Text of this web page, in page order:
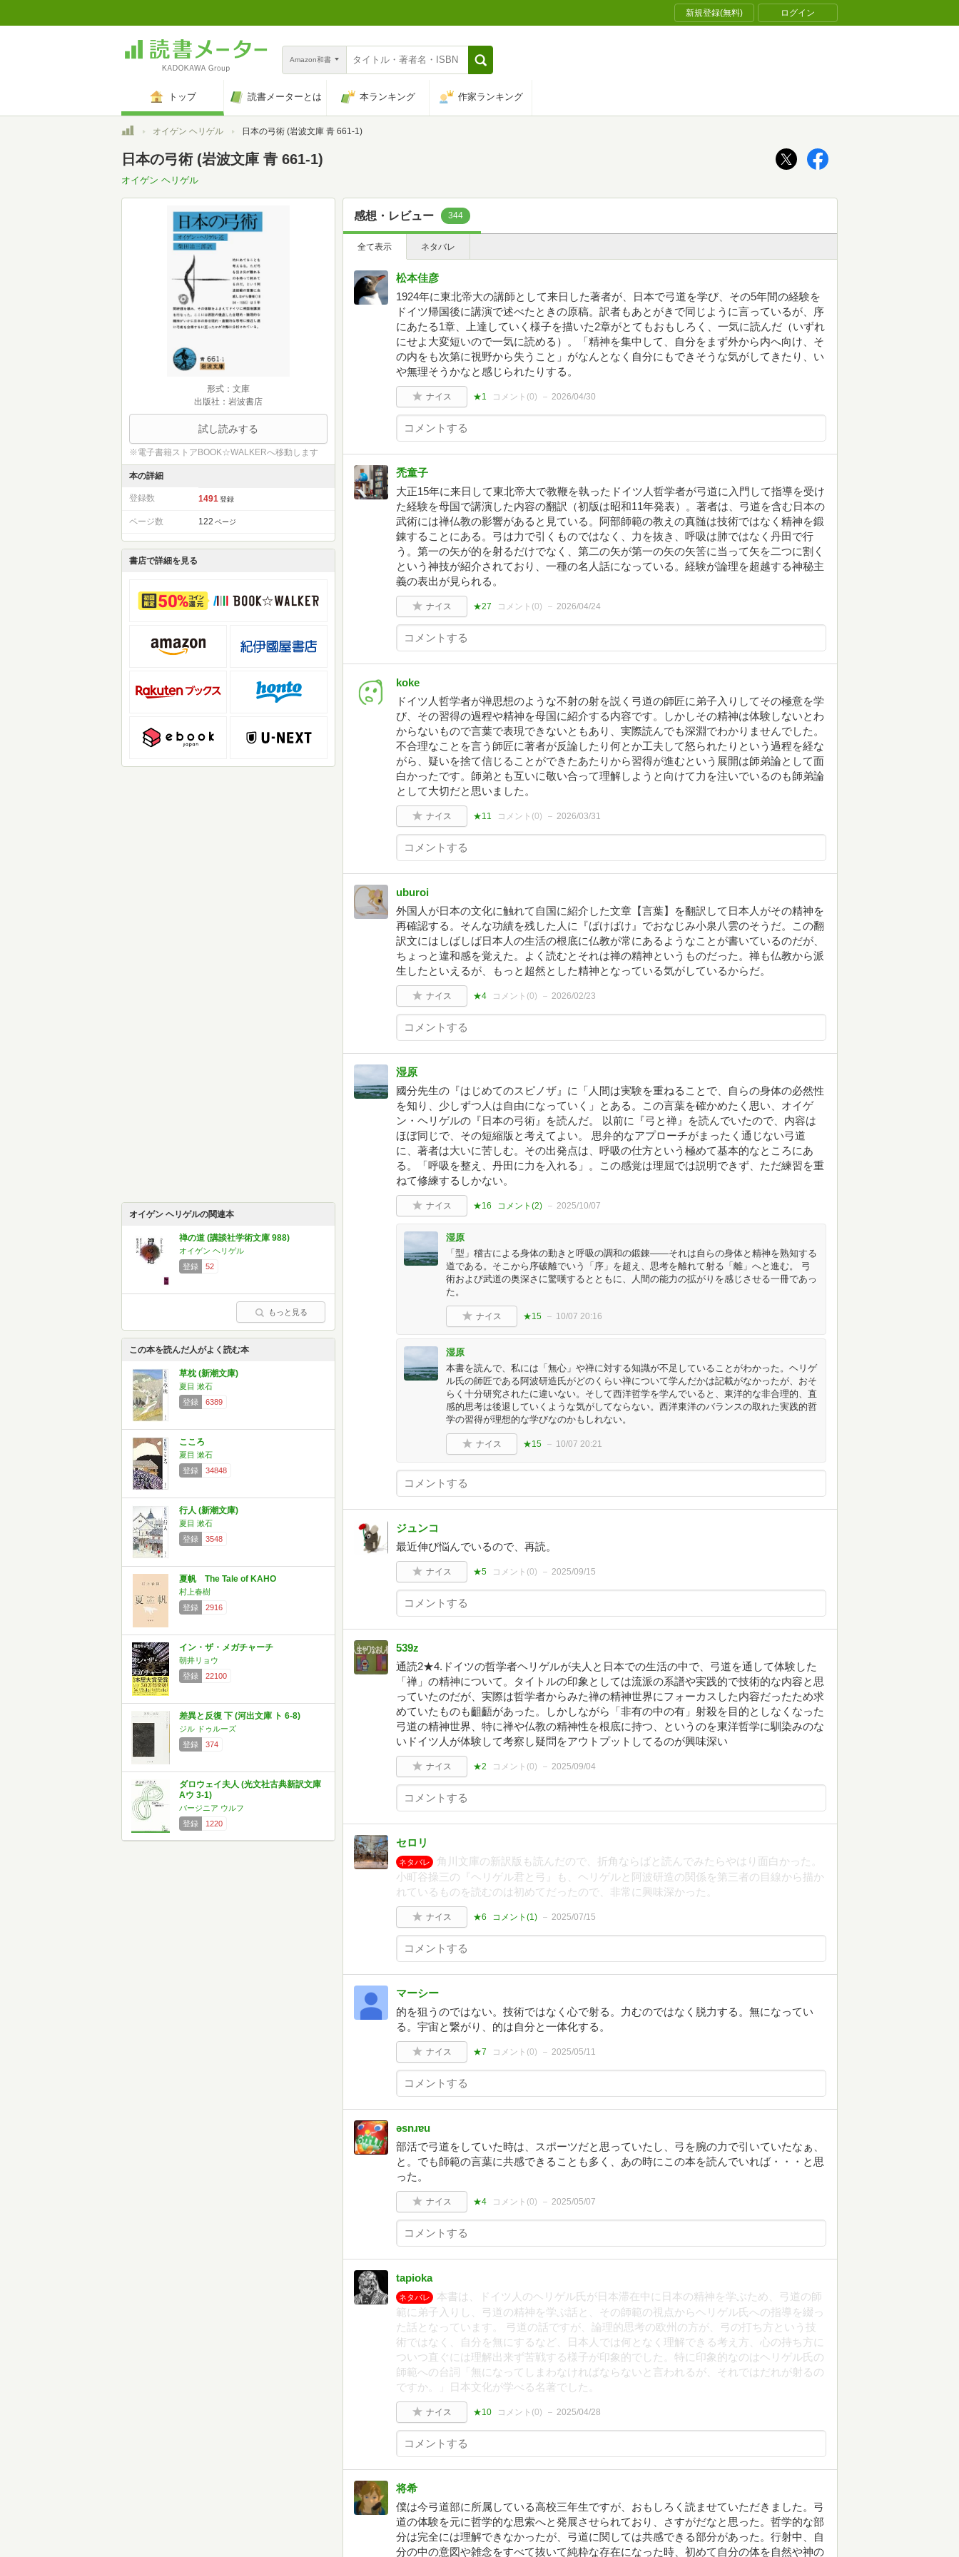
新規登録(無料) ログイン
Amazon和書
トップ 読書メーターとは 本ランキング 作家ランキング
トップオイゲン ヘリゲル 日本の弓術 (岩波文庫 青 661-1)
日本の弓術 (岩波文庫 青 661-1)
オイゲン ヘリゲル
形式：文庫
出版社：岩波書店
試し読みする
※電子書籍ストアBOOK☆WALKERへ移動します
本の詳細
登録数 1491 登録
ページ数 122 ページ
書店で詳細を見る
オイゲン ヘリゲルの関連本
禅の道 (講談社学術文庫 988)
オイゲン ヘリゲル
登録
52
もっと見る
この本を読んだ人がよく読む本
草枕 (新潮文庫)
夏目 漱石
登録
6389
こころ
夏目 漱石
登録
34848
行人 (新潮文庫)
夏目 漱石
登録
3548
夏帆 The Tale of KAHO
村上春樹
登録
2916
イン・ザ・メガチャーチ
朝井リョウ
登録
22100
差異と反復 下 (河出文庫 ト 6-8)
ジル ドゥルーズ
登録
374
ダロウェイ夫人 (光文社古典新訳文庫
Aウ 3-1)
バージニア ウルフ
登録
1220
感想・レビュー 344
全て表示 ネタバレ
松本佳彦
1924年に東北帝大の講師として来日した著者が、日本で弓道を学び、その5年間の経験を
ドイツ帰国後に講演で述べたときの原稿。訳者もあとがきで同じように言っているが、序
にあたる1章、上達していく様子を描いた2章がとてもおもしろく、一気に読んだ（いずれ
にせよ大変短いので一気に読める）。「精神を集中して、自分をまず外から内へ向け、そ
の内をも次第に視野から失うこと」がなんとなく自分にもできそうな気がしてきたり、い
や無理そうかなと感じられたりする。
ナイス ★1 コメント(0) 2026/04/30
禿童子
大正15年に来日して東北帝大で教鞭を執ったドイツ人哲学者が弓道に入門して指導を受け
た経験を母国で講演した内容の翻訳（初版は昭和11年発表）。著者は、弓道を含む日本の
武術には禅仏教の影響があると見ている。阿部師範の教えの真髄は技術ではなく精神を鍛
錬することにある。弓は力で引くものではなく、力を抜き、呼吸は肺ではなく丹田で行
う。第一の矢が的を射るだけでなく、第二の矢が第一の矢の矢筈に当って矢を二つに割く
という神技が紹介されており、一種の名人話になっている。経験が論理を超越する神秘主
義の表出が見られる。
ナイス ★27 コメント(0) 2026/04/24
koke
ドイツ人哲学者が禅思想のような不射の射を説く弓道の師匠に弟子入りしてその極意を学
び、その習得の過程や精神を母国に紹介する内容です。しかしその精神は体験しないとわ
からないもので言葉で表現できないともあり、実際読んでも深淵でわかりませんでした。
不合理なことを言う師匠に著者が反論したり何とか工夫して怒られたりという過程を経な
がら、疑いを捨て信じることができたあたりから習得が進むという展開は師弟論として面
白かったです。師弟とも互いに敬い合って理解しようと向けて力を注いでいるのも師弟論
として大切だと思いました。
ナイス ★11 コメント(0) 2026/03/31
uburoi
外国人が日本の文化に触れて自国に紹介した文章【言葉】を翻訳して日本人がその精神を
再確認する。そんな功績を残した人に『ばけばけ』でおなじみ小泉八雲のそうだ。この翻
訳文にはしばしば日本人の生活の根底に仏教が常にあるようなことが書いているのだが、
ちょっと違和感を覚えた。よく読むとそれは禅の精神というものだった。禅も仏教から派
生したといえるが、もっと超然とした精神となっている気がしているからだ。
ナイス ★4 コメント(0) 2026/02/23
湿原
國分先生の『はじめてのスピノザ』に「人間は実験を重ねることで、自らの身体の必然性
を知り、少しずつ人は自由になっていく」とある。この言葉を確かめたく思い、オイゲ
ン・ヘリゲルの『日本の弓術』を読んだ。 以前に『弓と禅』を読んでいたので、内容は
ほぼ同じで、その短縮版と考えてよい。 思弁的なアプローチがまったく通じない弓道
に、著者は大いに苦しむ。その出発点は、呼吸の仕方という極めて基本的なところにあ
る。「呼吸を整え、丹田に力を入れる」。この感覚は理屈では説明できず、ただ練習を重
ねて修練するしかない。
ナイス ★16 コメント(2) 2025/10/07
湿原
「型」稽古による身体の動きと呼吸の調和の鍛錬——それは自らの身体と精神を熟知する
道である。そこから序破離でいう「序」を超え、思考を離れて射る「離」へと進む。 弓
術および武道の奥深さに驚嘆するとともに、人間の能力の拡がりを感じさせる一冊であっ
た。
ナイス ★15 10/07 20:16
湿原
本書を読んで、私には「無心」や禅に対する知識が不足していることがわかった。ヘリゲ
ル氏の師匠である阿波研造氏がどのくらい禅について学んだかは記載がなかったが、おそ
らく十分研究されたに違いない。そして西洋哲学を学んでいると、東洋的な非合理的、直
感的思考は後退していくような気がしてならない。西洋東洋のバランスの取れた実践的哲
学の習得が理想的な学びなのかもしれない。
ナイス ★15 10/07 20:21
ジュンコ
最近伸び悩んでいるので、再読。
ナイス ★5 コメント(0) 2025/09/15
539z
通読2★4.ドイツの哲学者ヘリゲルが夫人と日本での生活の中で、弓道を通して体験した
「禅」の精神について。タイトルの印象としては流派の系譜や実践的で技術的な内容と思
っていたのだが、実際は哲学者からみた禅の精神世界にフォーカスした内容だったため求
めていたものも齟齬があった。しかしながら「非有の中の有」射殺を目的としなくなった
弓道の精神世界、特に禅や仏教の精神性を根底に持つ、というのを東洋哲学に馴染みのな
いドイツ人が体験して考察し疑問をアウトプットしてるのが興味深い
ナイス ★2 コメント(0) 2025/09/04
セロリ
ネタバレ
角川文庫の新訳版も読んだので、折角ならばと読んでみたらやはり面白かった。
小町谷操三の『ヘリゲル君と弓』も、ヘリゲルと阿波研造の関係を第三者の目線から描か
れているものを読むのは初めてだったので、非常に興味深かった。
ナイス ★6 コメント(1) 2025/07/15
マーシー
的を狙うのではない。技術ではなく心で射る。力むのではなく脱力する。無になってい
る。宇宙と繋がり、的は自分と一体化する。
ナイス ★7 コメント(0) 2025/05/11
ǝsnɹɐu
部活で弓道をしていた時は、スポーツだと思っていたし、弓を腕の力で引いていたなぁ、
と。でも師範の言葉に共感できることも多く、あの時にこの本を読んでいれば・・・と思
った。
ナイス ★4 コメント(0) 2025/05/07
tapioka
ネタバレ
本書は、ドイツ人のヘリゲル氏が日本滞在中に日本の精神を学ぶため、弓道の師
範に弟子入りし、弓道の精神を学ぶ話と、その師範の視点からヘリゲル氏への指導を綴っ
た話となっています。 弓道の話ですが、論理的思考の欧州の方が、弓の打ち方という技
術ではなく、自分を無にするなど、日本人では何となく理解できる考え方、心の持ち方に
ついつ直ぐには理解出来ず苦戦する様子が印象的でした。特に印象的なのはヘリゲル氏の
師範への台詞「無になってしまわなければならないと言われるが、それではだれが射るの
ですか。」日本文化が学べる名著でした。
ナイス ★10 コメント(0) 2025/04/28
将希
僕は今弓道部に所属している高校三年生ですが、おもしろく読ませていただきました。弓
道の体験を元に哲学的な思索へと発展させられており、さすがだなと思った。哲学的な部
分は完全には理解できなかったが、弓道に関しては共感できる部分があった。行射中、自
分の中の意図や雑念をすべて抜いて純粋な存在になった時、初めて自分の体を自然や神の